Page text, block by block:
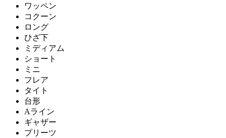
ワッペン
コクーン
ロング
ひざ下
ミディアム
ショート
ミニ
フレア
タイト
台形
Aライン
ギャザー
プリーツ